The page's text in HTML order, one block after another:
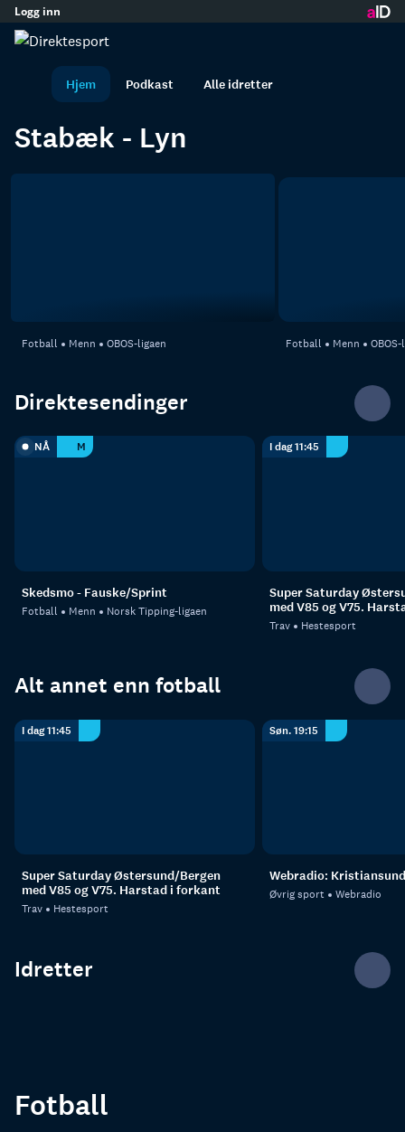
innhold
Logg inn
Hjem Podkast Alle idretter
Forsiden
I dag 15:45 M
Stabæk - Lyn
Fotball Menn OBOS-ligaen Fotball Menn
Direktesendinger
NÅ M
Skedsmo - Fauske/Sprint
Fotball Menn Norsk Tipping-ligaen
I dag 11:45
Super Saturday
med V85 og V75.
Trav Hestesport
Alt annet enn fotball
I dag 11:45
Super Saturday Østersund/Bergen
med V85 og V75. Harstad i forkant
Trav Hestesport
Søn. 19:15
Webradio:
Øvrig sport Webradio
Idretter
Fotball